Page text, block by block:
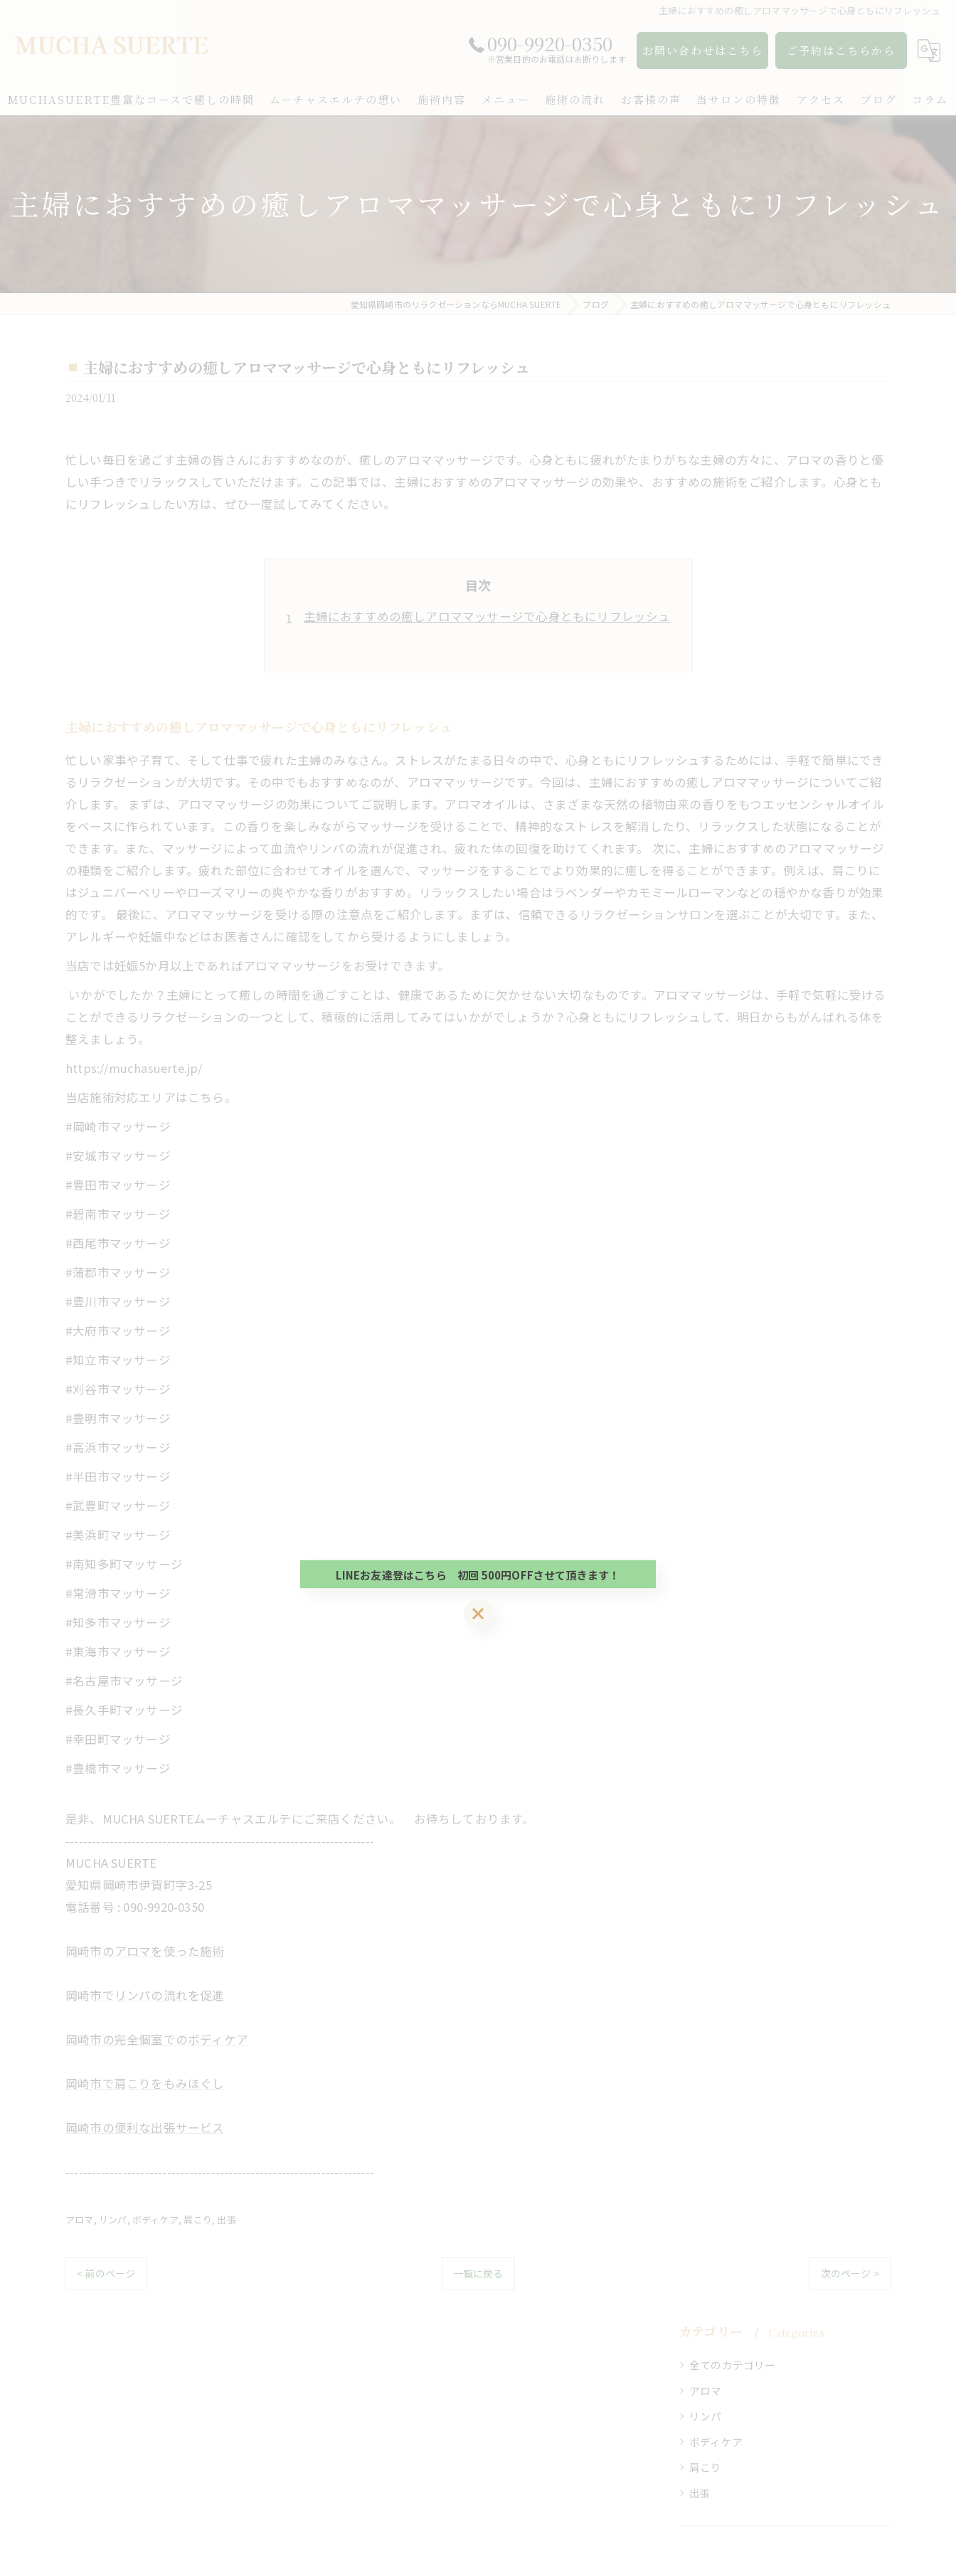
主婦におすすめの癒しアロママッサージで心身ともにリフレッシュ
090-9920-0350
※営業目的のお電話はお断りします
お問い合わせはこちら ご予約はこちらから
MUCHASUERTE豊富なコースで癒しの時間 ムーチャスエルテの想い 施術内容 メニュー 施術の流れ お客様の声 当サロンの特徴
ボディケア
アクセス ブログ コラム
主婦におすすめの癒しアロママッサージで心身ともにリフレッシュ
愛知県岡崎市のリラクゼーションならMUCHA SUERTE ブログ 主婦におすすめの癒しアロママッサージで心身ともにリフレッシュ
主婦におすすめの癒しアロママッサージで心身ともにリフレッシュ
2024/01/11
忙しい毎日を過ごす主婦の皆さんにおすすめなのが、癒しのアロママッサージです。心身ともに疲れがたまりがちな主婦の方々に、アロマの香りと優
しい手つきでリラックスしていただけます。この記事では、主婦におすすめのアロママッサージの効果や、おすすめの施術をご紹介します。心身とも
にリフレッシュしたい方は、ぜひ一度試してみてください。
目次
主婦におすすめの癒しアロママッサージで心身ともにリフレッシュ
主婦におすすめの癒しアロママッサージで心身ともにリフレッシュ
忙しい家事や子育て、そして仕事で疲れた主婦のみなさん。ストレスがたまる日々の中で、心身ともにリフレッシュするためには、手軽で簡単にでき
るリラクゼーションが大切です。その中でもおすすめなのが、アロママッサージです。今回は、主婦におすすめの癒しアロママッサージについてご紹
介します。 まずは、アロママッサージの効果についてご説明します。アロマオイルは、さまざまな天然の植物由来の香りをもつエッセンシャルオイル
をベースに作られています。この香りを楽しみながらマッサージを受けることで、精神的なストレスを解消したり、リラックスした状態になることが
できます。また、マッサージによって血流やリンパの流れが促進され、疲れた体の回復を助けてくれます。 次に、主婦におすすめのアロママッサージ
の種類をご紹介します。疲れた部位に合わせてオイルを選んで、マッサージをすることでより効果的に癒しを得ることができます。例えば、肩こりに
はジュニパーベリーやローズマリーの爽やかな香りがおすすめ。リラックスしたい場合はラベンダーやカモミールローマンなどの穏やかな香りが効果
的です。 最後に、アロママッサージを受ける際の注意点をご紹介します。まずは、信頼できるリラクゼーションサロンを選ぶことが大切です。また、
アレルギーや妊娠中などはお医者さんに確認をしてから受けるようにしましょう。
当店では妊娠5か月以上であればアロママッサージをお受けできます。
いかがでしたか？主婦にとって癒しの時間を過ごすことは、健康であるために欠かせない大切なものです。アロママッサージは、手軽で気軽に受ける
ことができるリラクゼーションの一つとして、積極的に活用してみてはいかがでしょうか？心身ともにリフレッシュして、明日からもがんばれる体を
整えましょう。
https://muchasuerte.jp/
当店施術対応エリアはこちら。
#岡崎市マッサージ
#安城市マッサージ
#豊田市マッサージ
#碧南市マッサージ
#西尾市マッサージ
#蒲郡市マッサージ
#豊川市マッサージ
#大府市マッサージ
#知立市マッサージ
#刈谷市マッサージ
#豊明市マッサージ
#高浜市マッサージ
#半田市マッサージ
#武豊町マッサージ
#美浜町マッサージ
#南知多町マッサージ
#常滑市マッサージ
#知多市マッサージ
#東海市マッサージ
#名古屋市マッサージ
#長久手町マッサージ
#幸田町マッサージ
#豊橋市マッサージ
是非、MUCHA SUERTEムーチャスエルテにご来店ください。 お待ちしております。
----------------------------------------------------------------------
MUCHA SUERTE
愛知県岡崎市伊賀町字3-25
電話番号 : 090-9920-0350
岡崎市のアロマを使った施術
岡崎市でリンパの流れを促進
岡崎市の完全個室でのボディケア
岡崎市で肩こりをもみほぐし
岡崎市の便利な出張サービス
----------------------------------------------------------------------
アロマ リンパ ボディケア 肩こり 出張
< 前のページ 一覧に戻る 次のページ >
カテゴリー Categories
全てのカテゴリー
アロマ
リンパ
ボディケア
肩こり
出張
初回 500円OFFさせて頂きます。 既に 追加済の
方、不必要な方 お手数ですが、✖印でお閉じ下さい。
LINEお友達登はこちら 初回 500円OFFさせて頂きます！
LINEお友達登はこちら 初回 500円OFFさせて頂きます！